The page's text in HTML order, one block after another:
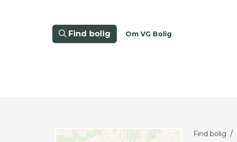
Find bolig Om VG Bolig
Find bolig /